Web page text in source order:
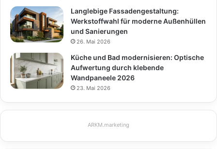
Langlebige Fassadengestaltung:
Werkstoffwahl für moderne Außenhüllen
und Sanierungen
26. Mai 2026
Küche und Bad modernisieren: Optische
Aufwertung durch klebende
Wandpaneele 2026
23. Mai 2026
ARKM.marketing